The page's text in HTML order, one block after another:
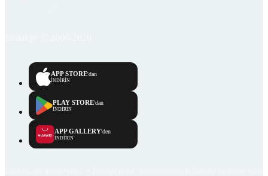
APP STORE'dan
İNDİRİN
PLAY STORE'dan
İNDİRİN
APP GALLERY'den
İNDİRİN